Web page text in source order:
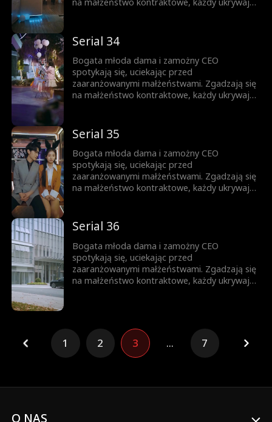
stopniowo rodzi się między nimi miłość.
Serial 34
Bogata młoda dama i zamożny CEO
spotykają się, uciekając przed
zaaranżowanymi małżeństwami. Zgadzają się
na małżeństwo kontraktowe, każdy ukrywając
stopniowo rodzi się między nimi miłość.
Serial 35
Bogata młoda dama i zamożny CEO
spotykają się, uciekając przed
zaaranżowanymi małżeństwami. Zgadzają się
na małżeństwo kontraktowe, każdy ukrywając
stopniowo rodzi się między nimi miłość.
Serial 36
Bogata młoda dama i zamożny CEO
spotykają się, uciekając przed
zaaranżowanymi małżeństwami. Zgadzają się
na małżeństwo kontraktowe, każdy ukrywając
1 2 3 ... 7
O NAS